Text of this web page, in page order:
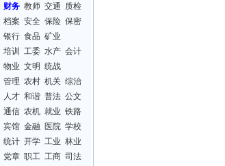
财务 教师 交通 质检
档案 安全 保险 保密
银行 食品 矿业
培训 工委 水产 会计
物业 文明 统战
管理 农村 机关 综治
人才 和谐 普法 公文
通信 农机 就业 铁路
宾馆 金融 医院 学校
统计 开学 工业 林业
党章 职工 工商 司法